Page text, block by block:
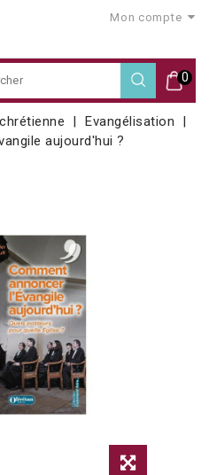
Mon compte
0
Evangélisation
aujourd'hui ?